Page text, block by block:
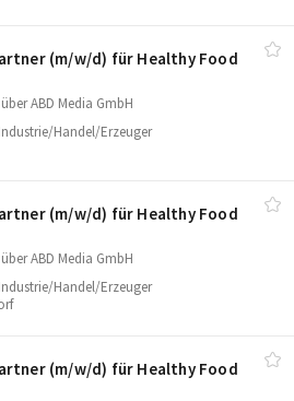
(m/​w/​d) für Healthy Food
ABD Media GmbH
Handel/Erzeuger
(m/​w/​d) für Healthy Food
ABD Media GmbH
Handel/Erzeuger
(m/​w/​d) für Healthy Food